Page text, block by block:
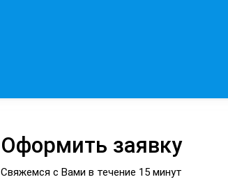
Оформить заявку
Свяжемся с Вами в течение 15 минут